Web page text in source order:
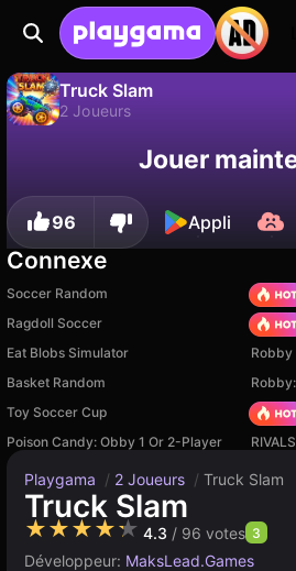
Truck Slam
2 Joueurs
progression !
Non
Jouer
96 Appli
Connexe
Soccer Random
+1
Ragdoll Soccer
Your
Eat Blobs Simulator
Robby
Basket Random
Toy Soccer Cup
Piece
Poison Candy: Obby 1 Or 2-Player
Playgama / 2 Joueurs / Truck Slam
Truck Slam
★★★★★ 4.3 / 96 votes 3
Développeur: MaksLead.Games